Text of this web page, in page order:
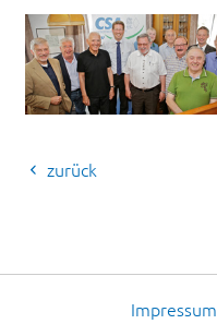
zurück
Impressum